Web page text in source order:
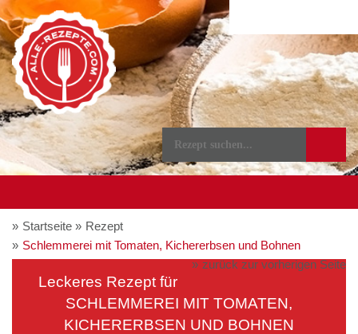
Startseite
Rezept
Schlemmerei mit Tomaten, Kichererbsen und Bohnen
zurück zur vorherigen Seite
Leckeres Rezept für
SCHLEMMEREI MIT TOMATEN,
KICHERERBSEN UND BOHNEN